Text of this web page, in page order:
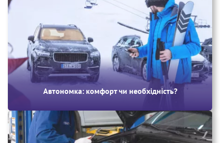
Автономка: комфорт чи необхідність?